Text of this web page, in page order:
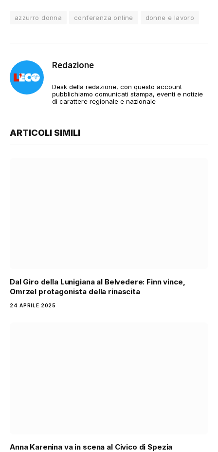
azzurro donna conferenza online donne e lavoro
Redazione
Desk della redazione, con questo account
pubblichiamo comunicati stampa, eventi e notizie
di carattere regionale e nazionale
ARTICOLI SIMILI
Dal Giro della Lunigiana al Belvedere: Finn vince,
Omrzel protagonista della rinascita
24 APRILE 2025
Anna Karenina va in scena al Civico di Spezia